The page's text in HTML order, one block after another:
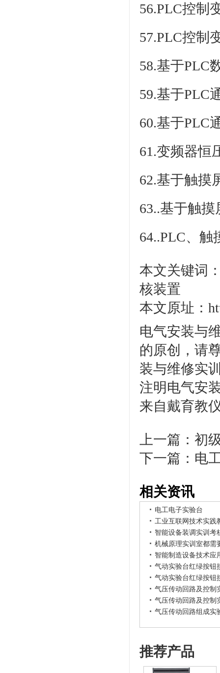
56.PLC控制
57.PLC控制
58.基于PLC
59.基于PLC
60.基于PLC
61.变频器恒
62.基于触摸
63..基于触
64..PLC、
本文关键词
核装置
本文原址：
电气安装与
的原创，请
装与维修实
注明电气安
来自戴育教
上一篇： 初
下一篇： 电
相关资讯
电工电子实验台
工业互联网技术实践
智能设备装调实训考
机械原理实训室都需
智能制造设备技术应
气动实验台红绿按钮
气动实验台红绿按钮
气压传动回路及控制
气压传动回路及控制
气压传动回路组成实
推荐产品